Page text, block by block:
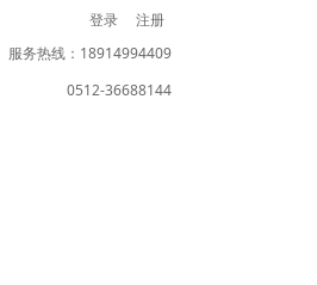
登录
注册
服务热线：18914994409
0512-36688144